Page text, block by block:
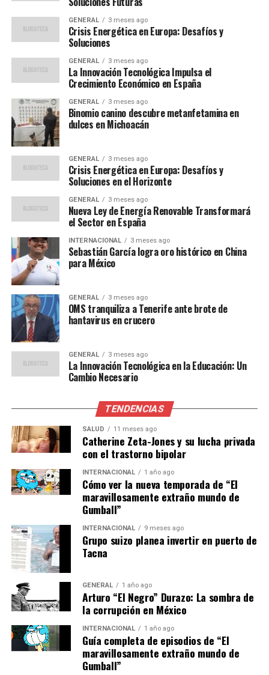
necesidad de reformar las leyes de abuso sexual. Antes
de su testimonio, muchos casos similares no recibían la
atención adecuada debido a lagunas legales y a un
víctimas.
El impacto de su valentía se refleja en las recientes
modificaciones legislativas que endurecen las penas
para los agresores y mejoran las medidas de protección
para las víctimas. Según datos del Ministerio de Justicia,
los informes de abuso sexual han aumentado en un 20%
desde el juicio, lo que indica una mayor disposición de las
víctimas a denunciar.
Reconocimiento y legado
La Legión de Honor no es solo un reconocimiento a su
coraje personal, sino también un símbolo del cambio
social que Pelicot ha ayudado a impulsar. En una
entrevista reciente, Pelicot expresó su esperanza de que
su caso inspire a otras víctimas a hablar y buscar
justicia.
“No se trata solo de mi
historia, sino de todas las
mujeres que han sufrido en
silencio. Espero que este
reconocimiento sea un faro
de esperanza para ellas”,
declaró Pelicot.
Además de Pelicot, la lista de condecorados incluye a
Yvette Levy, una superviviente de 99 años del campo de
exterminio de Auschwitz, y varios exministros,
destacando la diversidad de logros y sacrificios que la
Legión de Honor celebra.
Mirando hacia el futuro
El reconocimiento a Gisèle Pelicot marca un hito en la
lucha contra el abuso sexual en Francia. Expertos en
derechos humanos esperan que este caso continúe
inspirando reformas legales y un cambio cultural hacia
una mayor protección de las víctimas.
GENERAL 3 meses ago
Crisis Energética en Europa: Desafíos y
Soluciones
GENERAL 3 meses ago
La Innovación Tecnológica Impulsa el
Crecimiento Económico en España
GENERAL 3 meses ago
Binomio canino descubre metanfetamina en
dulces en Michoacán
GENERAL 3 meses ago
Crisis Energética en Europa: Desafíos y
Soluciones en el Horizonte
GENERAL 3 meses ago
Nueva Ley de Energía Renovable Transformará
el Sector en España
INTERNACIONAL 3 meses ago
Sebastián García logra oro histórico en China
para México
GENERAL 3 meses ago
OMS tranquiliza a Tenerife ante brote de
hantavirus en crucero
GENERAL 3 meses ago
La Innovación Tecnológica en la Educación: Un
Cambio Necesario
TENDENCIAS
SALUD 11 meses ago
Catherine Zeta-Jones y su lucha privada
con el trastorno bipolar
INTERNACIONAL 1 año ago
Cómo ver la nueva temporada de “El
maravillosamente extraño mundo de
Gumball”
INTERNACIONAL 9 meses ago
Grupo suizo planea invertir en puerto de
Tacna
GENERAL 1 año ago
Arturo “El Negro” Durazo: La sombra de
la corrupción en México
INTERNACIONAL 1 año ago
Guía completa de episodios de “El
maravillosamente extraño mundo de
Gumball”